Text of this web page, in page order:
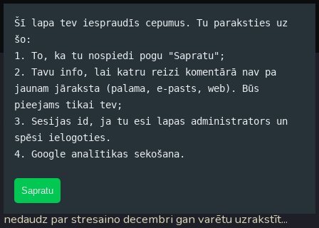
Šī lapa tev iespraudīs cepumus. Tu paraksties uz
šo:
1. To, ka tu nospiedi pogu "Sapratu";
2. Tavu info, lai katru reizi komentārā nav pa
jaunam jāraksta (palama, e-pasts, web). Būs
pieejams tikai tev;
3. Sesijas id, ja tu esi lapas administrators un
spēsi ielogoties.
4. Google analītikas sekošana.
Sapratu
Stresainais decembris
Jānis Rubļevskis (koko) / 20.12.2005. 10:50 /#Dzīve/
komentāri
izteica domu, ka līdz
liels un noslēdzošs. Es gan neko lielu nerakstīšu, bet
nedaudz par stresaino decembri gan varētu uzrakstīt...